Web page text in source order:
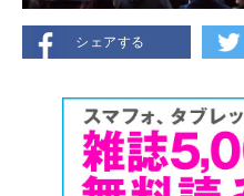
シェアする